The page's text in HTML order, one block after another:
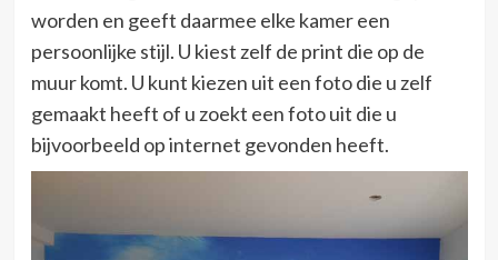
worden en geeft daarmee elke kamer een
persoonlijke stijl. U kiest zelf de print die op de
muur komt. U kunt kiezen uit een foto die u zelf
gemaakt heeft of u zoekt een foto uit die u
bijvoorbeeld op internet gevonden heeft.